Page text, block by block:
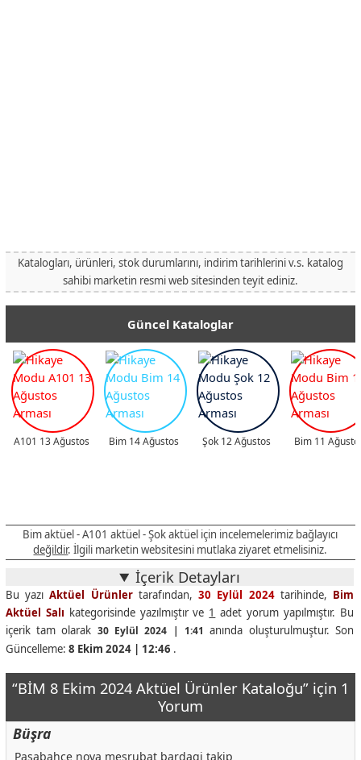
Katalogları, ürünleri, stok durumlarını, indirim tarihlerini v.s. katalog
sahibi marketin resmi web sitesinden teyit ediniz.
Güncel Kataloglar
A101 13 Ağustos Bim 14 Ağustos Şok 12 Ağustos Bim 11
Bim aktüel - A101 aktüel - Şok aktüel için incelemelerimiz bağlayıcı
değildir. İlgili marketin websitesini mutlaka ziyaret etmelisiniz.
İçerik Detayları
Bu yazıAktüel Ürünlertarafından,30 Eylül 2024tarihinde, Bim
Aktüel Salı kategorisinde yazılmıştır ve 1 adet yorum yapılmıştır. Bu
içerik tam olarak 30 Eylül 2024 | 1:41 anında oluşturulmuştur. Son
Güncelleme: 8 Ekim 2024 | 12:46 .
“BİM 8 Ekim 2024 Aktüel Ürünler Kataloğu” için 1
Yorum
Büşra
Pasabahce nova meşrubat bardagi takip